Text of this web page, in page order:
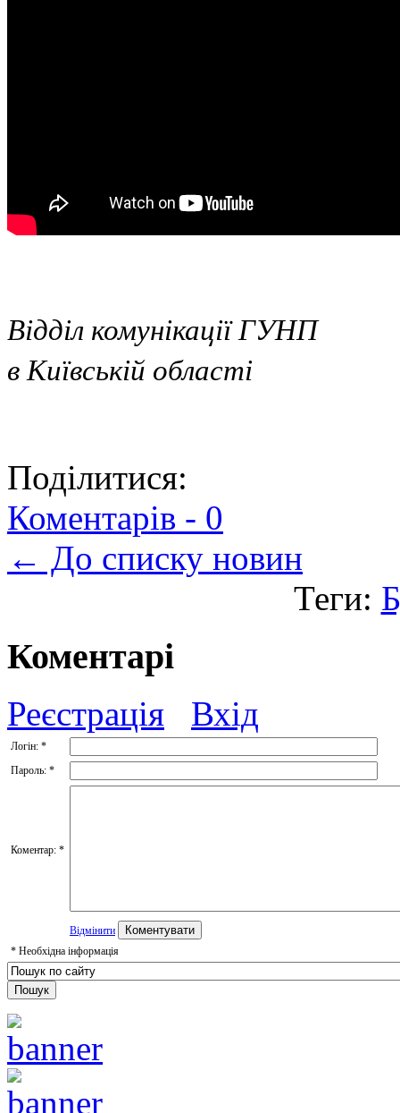
Відділ комунікації ГУНП
в Київській області
Поділитися:
Коментарів - 0
← До списку новин
Теги:
Коментарі
Реєстрація Вхід
Логін: *
Пароль: *
Коментар: *
Відмінити
* Необхідна інформація